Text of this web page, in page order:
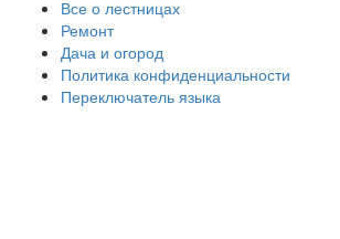
Все о лестницах
Ремонт
Дача и огород
Политика конфиденциальности
Переключатель языка